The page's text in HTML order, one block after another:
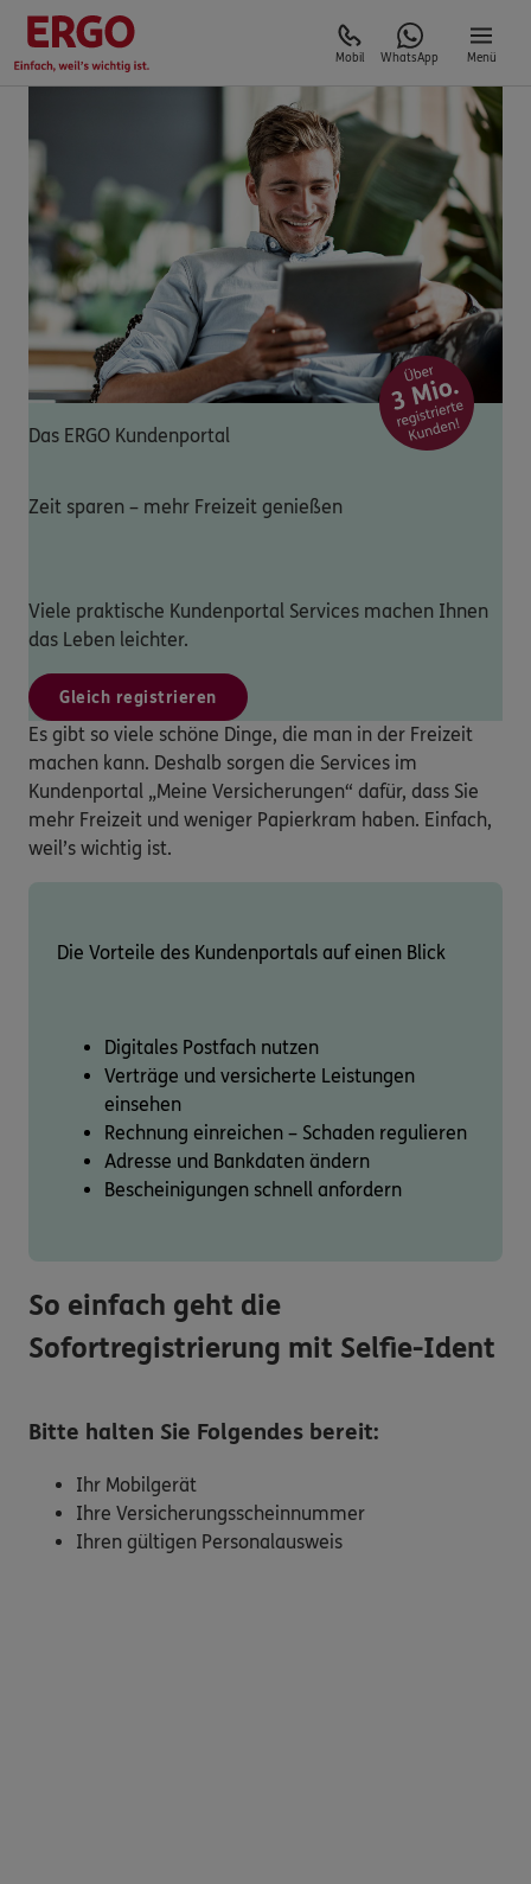
Mobil WhatsApp Menü
Das ERGO Kundenportal
Zeit sparen – mehr Freizeit genießen
Viele praktische Kundenportal Services machen Ihnen
das Leben leichter.
Gleich registrieren
Es gibt so viele schöne Dinge, die man in der Freizeit
machen kann. Deshalb sorgen die Services im
Kundenportal „Meine Versicherungen“ dafür, dass Sie
mehr Freizeit und weniger Papierkram haben. Einfach,
weil’s wichtig ist.
Die Vorteile des Kundenportals auf einen Blick
Digitales Postfach nutzen
Verträge und versicherte Leistungen
einsehen
Rechnung einreichen – Schaden regulieren
Adresse und Bankdaten ändern
Bescheinigungen schnell anfordern
So einfach geht die
Sofortregistrierung mit Selfie-Ident
Bitte halten Sie Folgendes bereit:
Ihr Mobilgerät
Ihre Versicherungsscheinnummer
Ihren gültigen Personalausweis